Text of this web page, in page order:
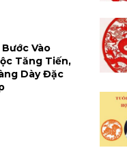
Vào
Tăng Tiến,
Dày Đặc